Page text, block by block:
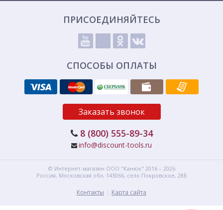
ПРИСОЕДИНЯЙТЕСЬ
СПОСОБЫ ОПЛАТЫ
Заказать звонок
8 (800) 555-89-34
info@discount-tools.ru
© Интернет-магазин ООО "Канюк" 2016 – 2026
Россия, Московская обл, 143066, село Покровское, 28Б
Контакты Карта сайта